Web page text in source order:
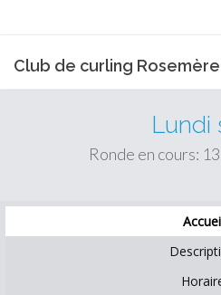
Club de curling Rosemère
Lundi
Ronde en cours: